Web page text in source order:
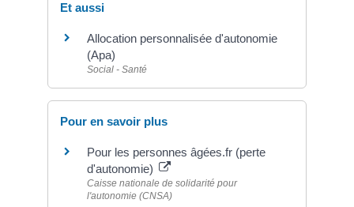
Et aussi
Allocation personnalisée d'autonomie
(Apa)
Social - Santé
Pour en savoir plus
Pour les personnes âgées.fr (perte
d'autonomie)
Caisse nationale de solidarité pour
l'autonomie (CNSA)